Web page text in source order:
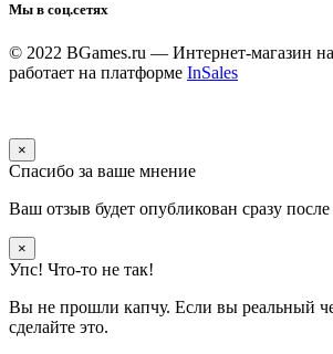
Мы в соц.сетях
© 2022 BGames.ru — Интернет-магазин
работает на платформе InSales
×
Спасибо за ваше мнение
Ваш отзыв будет опубликован сразу
×
Упс! Что-то не так!
Вы не прошли капчу. Если вы реальный
сделайте это.